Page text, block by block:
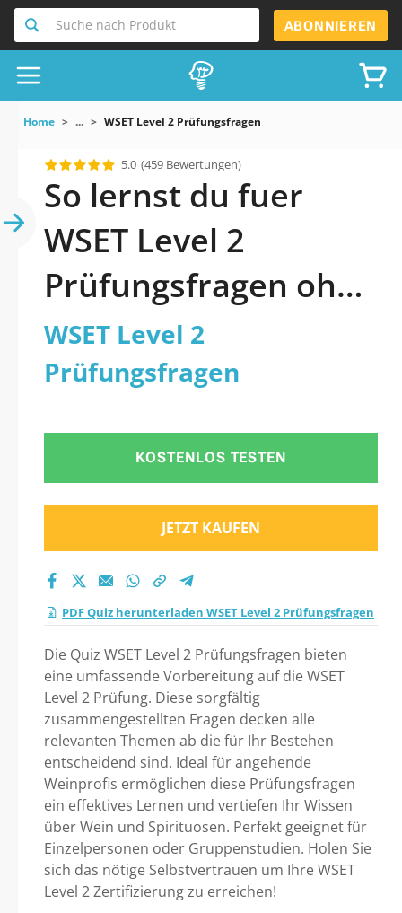
Suche nach Produkt ABONNIEREN
Home ... WSET Level 2 Prüfungsfragen
5.0 (459 Bewertungen)
So lernst du fuer
WSET Level 2
Prüfungsfragen ohne
Umwege
WSET Level 2
Prüfungsfragen
KOSTENLOS TESTEN
JETZT KAUFEN
PDF Quiz herunterladen WSET Level 2 Prüfungsfragen
Die Quiz WSET Level 2 Prüfungsfragen bieten
eine umfassende Vorbereitung auf die WSET
Level 2 Prüfung. Diese sorgfältig
zusammengestellten Fragen decken alle
relevanten Themen ab die für Ihr Bestehen
entscheidend sind. Ideal für angehende
Weinprofis ermöglichen diese Prüfungsfragen
ein effektives Lernen und vertiefen Ihr Wissen
über Wein und Spirituosen. Perfekt geeignet für
Einzelpersonen oder Gruppenstudien. Holen Sie
sich das nötige Selbstvertrauen um Ihre WSET
Level 2 Zertifizierung zu erreichen!